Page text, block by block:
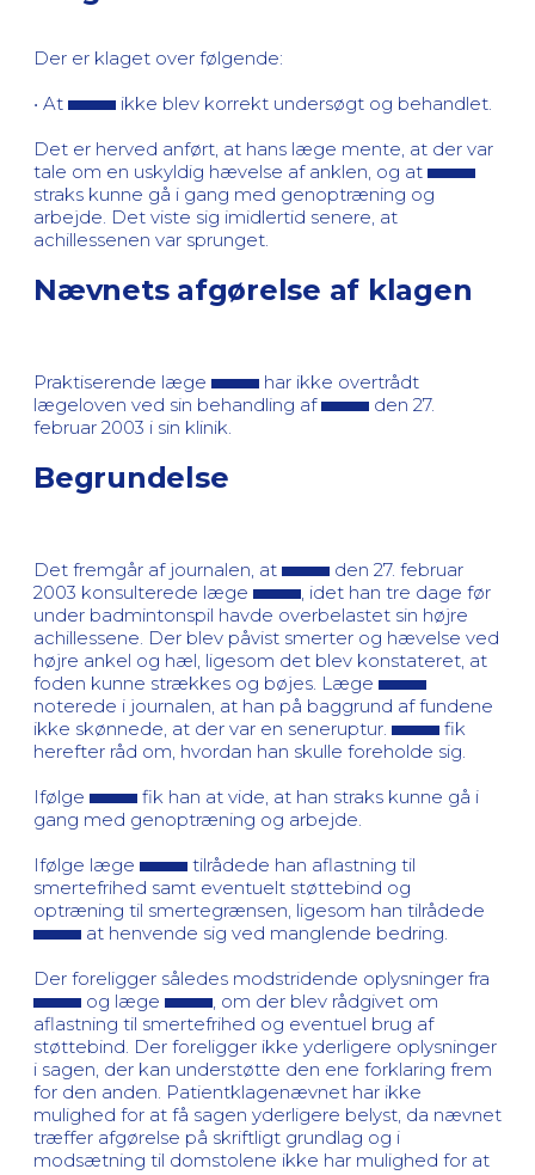
Der er klaget over følgende:
• At
ikke blev korrekt undersøgt og behandlet.
Det er herved anført, at hans læge mente, at der var
tale om en uskyldig hævelse af anklen, og at
straks kunne gå i gang med genoptræning og
arbejde. Det viste sig imidlertid senere, at
achillessenen var sprunget.
Nævnets afgørelse af klagen
Praktiserende læge
har ikke overtrådt
lægeloven ved sin behandling af
den 27.
februar 2003 i sin klinik.
Begrundelse
Det fremgår af journalen, at
den 27. februar
2003 konsulterede læge
, idet han tre dage før
under badmintonspil havde overbelastet sin højre
achillessene. Der blev påvist smerter og hævelse ved
højre ankel og hæl, ligesom det blev konstateret, at
foden kunne strækkes og bøjes. Læge
noterede i journalen, at han på baggrund af fundene
ikke skønnede, at der var en seneruptur.
fik
herefter råd om, hvordan han skulle foreholde sig.
Ifølge
fik han at vide, at han straks kunne gå i
gang med genoptræning og arbejde.
Ifølge læge
tilrådede han aflastning til
smertefrihed samt eventuelt støttebind og
optræning til smertegrænsen, ligesom han tilrådede
at henvende sig ved manglende bedring.
Der foreligger således modstridende oplysninger fra
og læge
, om der blev rådgivet om
aflastning til smertefrihed og eventuel brug af
støttebind. Der foreligger ikke yderligere oplysninger
i sagen, der kan understøtte den ene forklaring frem
for den anden. Patientklagenævnet har ikke
mulighed for at få sagen yderligere belyst, da nævnet
træffer afgørelse på skriftligt grundlag og i
modsætning til domstolene ikke har mulighed for at